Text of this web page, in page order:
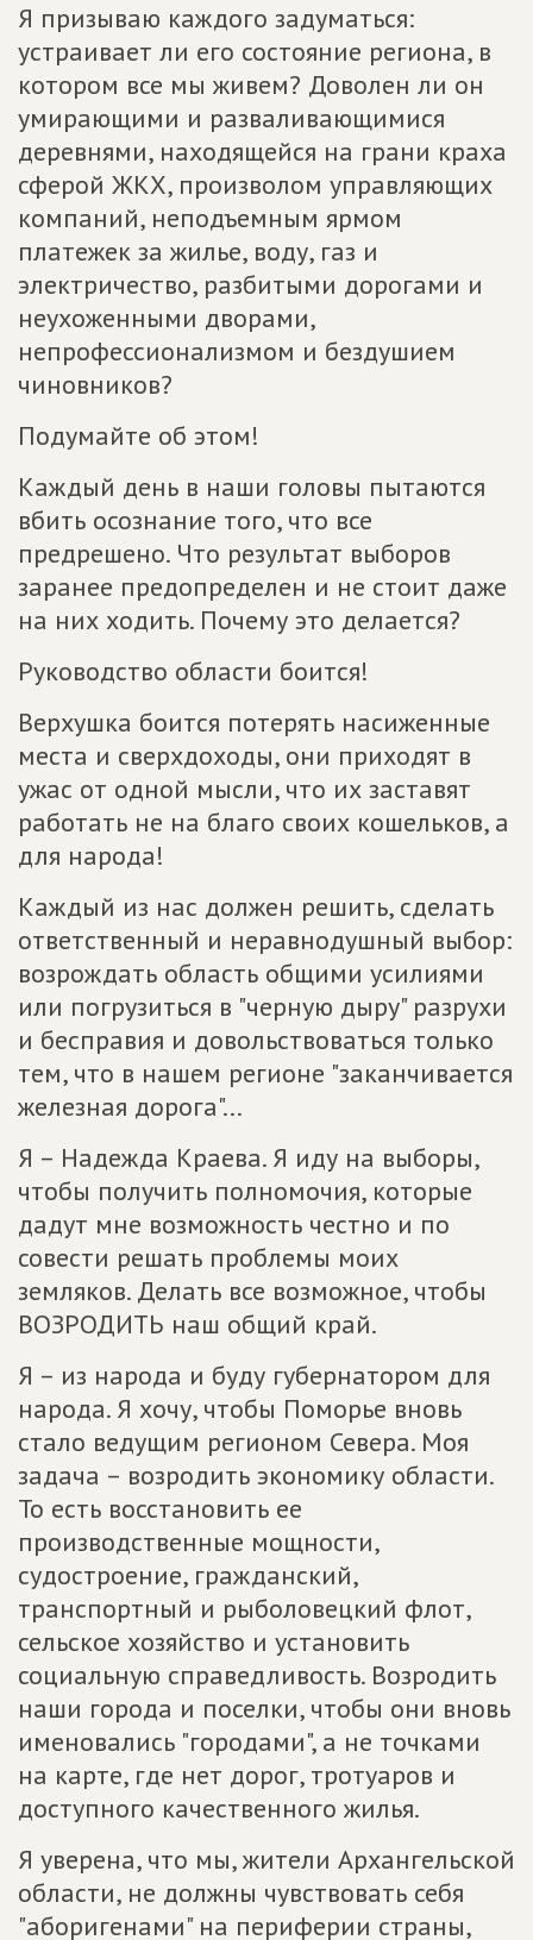
Я призываю каждого задуматься:
устраивает ли его состояние региона, в
котором все мы живем? Доволен ли он
умирающими и разваливающимися
деревнями, находящейся на грани краха
сферой ЖКХ, произволом управляющих
компаний, неподъемным ярмом
платежек за жилье, воду, газ и
электричество, разбитыми дорогами и
неухоженными дворами,
непрофессионализмом и бездушием
чиновников?
Подумайте об этом!
Каждый день в наши головы пытаются
вбить осознание того, что все
предрешено. Что результат выборов
заранее предопределен и не стоит даже
на них ходить. Почему это делается?
Руководство области боится!
Верхушка боится потерять насиженные
места и сверхдоходы, они приходят в
ужас от одной мысли, что их заставят
работать не на благо своих кошельков, а
для народа!
Каждый из нас должен решить, сделать
ответственный и неравнодушный выбор:
возрождать область общими усилиями
или погрузиться в "черную дыру" разрухи
и бесправия и довольствоваться только
тем, что в нашем регионе "заканчивается
железная дорога"...
Я – Надежда Краева. Я иду на выборы,
чтобы получить полномочия, которые
дадут мне возможность честно и по
совести решать проблемы моих
земляков. Делать все возможное, чтобы
ВОЗРОДИТЬ наш общий край.
Я – из народа и буду губернатором для
народа. Я хочу, чтобы Поморье вновь
стало ведущим регионом Севера. Моя
задача – возродить экономику области.
То есть восстановить ее
производственные мощности,
судостроение, гражданский,
транспортный и рыболовецкий флот,
сельское хозяйство и установить
социальную справедливость. Возродить
наши города и поселки, чтобы они вновь
именовались "городами", а не точками
на карте, где нет дорог, тротуаров и
доступного качественного жилья.
Я уверена, что мы, жители Архангельской
области, не должны чувствовать себя
"аборигенами" на периферии страны,